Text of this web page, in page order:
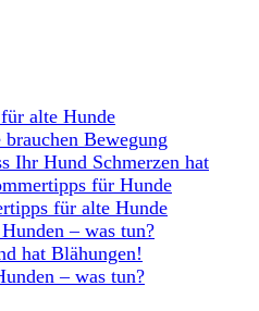
alte Hunde
Bewegung
Ihr Hund Schmerzen hat
für Hunde
für alte Hunde
– was tun?
hat Blähungen!
– was tun?